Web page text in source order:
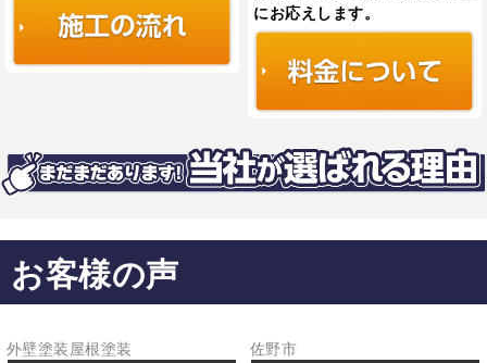
にお応えします。
お客様の声
外壁塗装屋根塗装 佐野市